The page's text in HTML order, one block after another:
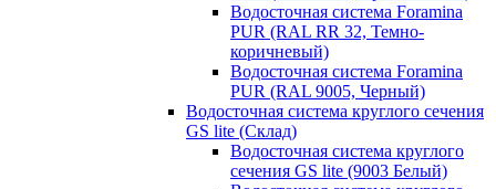
Водосточная система Foramina
PUR (RAL RR 32, Темно-
коричневый)
Водосточная система Foramina
PUR (RAL 9005, Черный)
Водосточная система круглого сечения
GS lite (Склад)
Водосточная система круглого
сечения GS lite (9003 Белый)